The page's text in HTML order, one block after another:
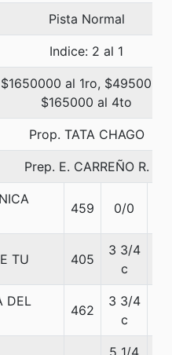
Pista Normal
Indice: 2 al 1
al 1ro, $495000
$165000 al 4to
Prop. TATA CHAGO
Prep. E. CARREÑO R.
459 0/0
TU 405
3 3/4
c
DEL
462
3 3/4
c
5 1/4